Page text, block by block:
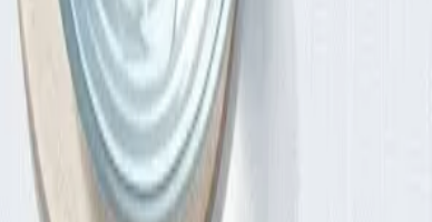
массу при похудении.